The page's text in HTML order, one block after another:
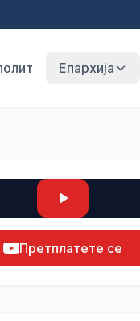
Епархија
Претплатете се